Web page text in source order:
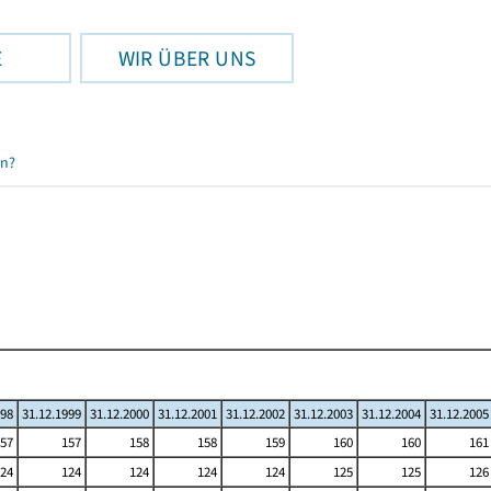
WIR ÜBER UNS
31.12.1999 31.12.2000 31.12.2001 31.12.2002 31.12.2003 31.12.2004 31.12.2005
157 158 158 159 160 160
161
124 124 124 124 125 125
126